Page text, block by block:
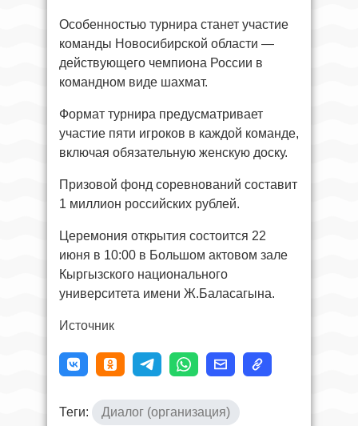
Особенностью турнира станет участие
команды Новосибирской области —
действующего чемпиона России в
командном виде шахмат.
Формат турнира предусматривает
участие пяти игроков в каждой команде,
включая обязательную женскую доску.
Призовой фонд соревнований составит
1 миллион российских рублей.
Церемония открытия состоится 22
июня в 10:00 в Большом актовом зале
Кыргызского национального
университета имени Ж.Баласагына.
Источник
Теги: Диалог (организация)